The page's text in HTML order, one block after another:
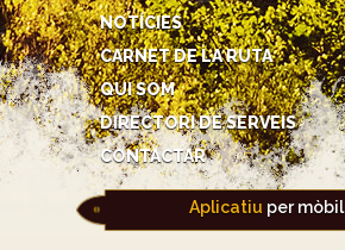
NOTÍCIES
CARNET DE LA RUTA
QUI SOM
DIRECTORI DE SERVEIS
CONTACTAR
Aplicatiu per mòbil